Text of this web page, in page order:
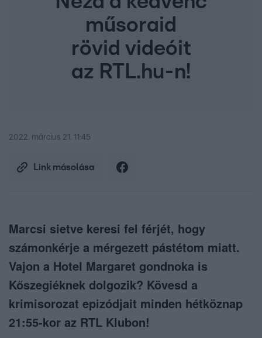
műsoraid
rövid videóit
az RTL.hu-n!
2022. március 21. 11:45
Link másolása
Marcsi sietve keresi fel férjét, hogy
számonkérje a mérgezett pástétom miatt.
Vajon a Hotel Margaret gondnoka is
Kőszegiéknek dolgozik? Kövesd a
krimisorozat epizódjait minden hétköznap
21:55-kor az RTL Klubon!